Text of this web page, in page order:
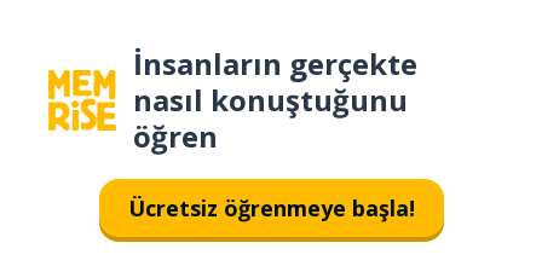
İnsanların gerçekte
nasıl konuştuğunu
öğren
Ücretsiz öğrenmeye başla!